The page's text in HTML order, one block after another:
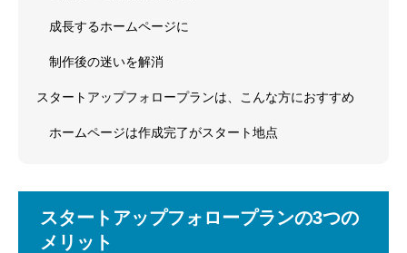
成長するホームページに
制作後の迷いを解消
スタートアップフォロープランは、こんな方におすすめ
ホームページは作成完了がスタート地点
スタートアップフォロープランの3つの
メリット